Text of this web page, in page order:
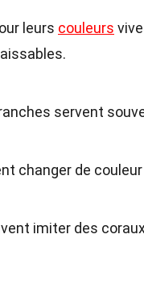
leurs couleurs
servent
changer de
imiter des